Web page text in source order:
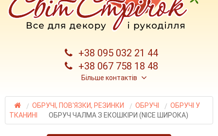
+38 095 032 21 44
+38 067 758 18 48
Більше контактів
ОБРУЧІ, ПОВ'ЯЗКИ, РЕЗИНКИ ОБРУЧІ
ОБРУЧІ У
ТКАНИНІ
ОБРУЧ ЧАЛМА З ЕКОШКІРИ (NICE ШИРОКА)